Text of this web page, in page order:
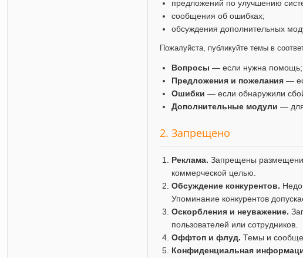
предложений по улучшению
сообщения об ошибках;
обсуждения дополнительных
Пожалуйста, публикуйте темы в
Вопросы — если нужна помощь;
Предложения и пожелания —
Ошибки — если обнаружили
Дополнительные модули — для
2. Запрещено
Реклама. Запрещены
коммерческой целью.
Обсуждение конкурентов.
Упоминание конкурентов
Оскорбления и неуважение.
пользователей или сотрудников.
Оффтоп и флуд. Темы и
Конфиденциальная